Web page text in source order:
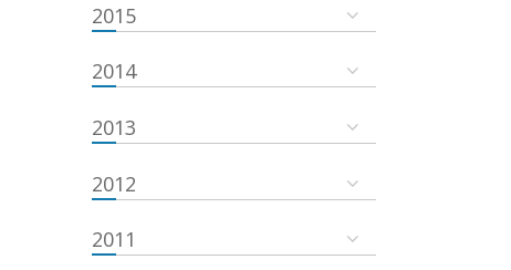
2015
2014
2013
2012
2011